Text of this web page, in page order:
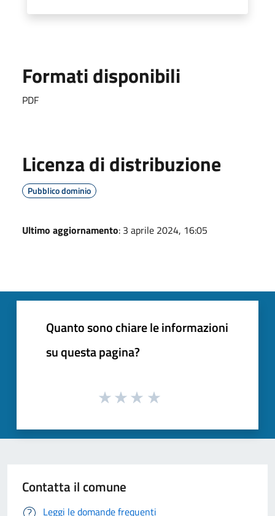
Formati disponibili
PDF
Licenza di distribuzione
Pubblico dominio
Ultimo aggiornamento: 3 aprile 2024, 16:05
Quanto sono chiare le informazioni
su questa pagina?
Contatta il comune
Leggi le domande frequenti